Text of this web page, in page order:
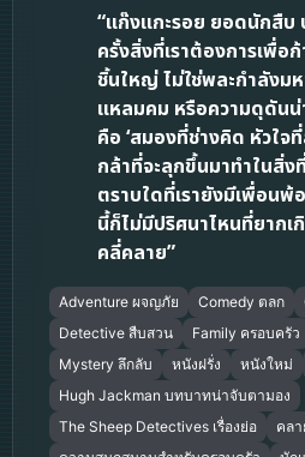
“แก๊งแกะรอย ยอดนักสืบ
ครั้งสิ่งที่เราต้องการเพื่อ
ชิ้นใหญ่ ไม่ใช่พละกำลังม
แหลมคม หรือความดุดันน่
คือ ‘สมองที่ช่างคิด หัวใจ
กล้าที่จะลุกขึ้นมาทำในสิ่ง
ตราบใดที่เรายังมีเพื่อนพ้
นี้ก็ไม่มีปริศนาไหนที่ยากเ
คลี่คลาย”
Adventure ผจญภัย Comedy ตลก
Detective สืบสวน
Family ครอบครัว
Mystery ลึกลับ
หนังฝรั่ง หนังใหม่
Hugh Jackman บทบาทน่าจับตามอง
The Sheep Detectives เรื่องย่อ
คล